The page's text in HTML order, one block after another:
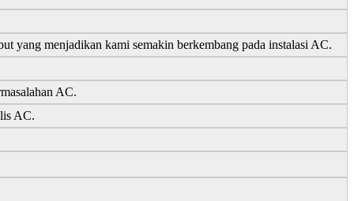
yang menjadikan kami semakin berkembang pada instalasi AC.
AC.
AC.